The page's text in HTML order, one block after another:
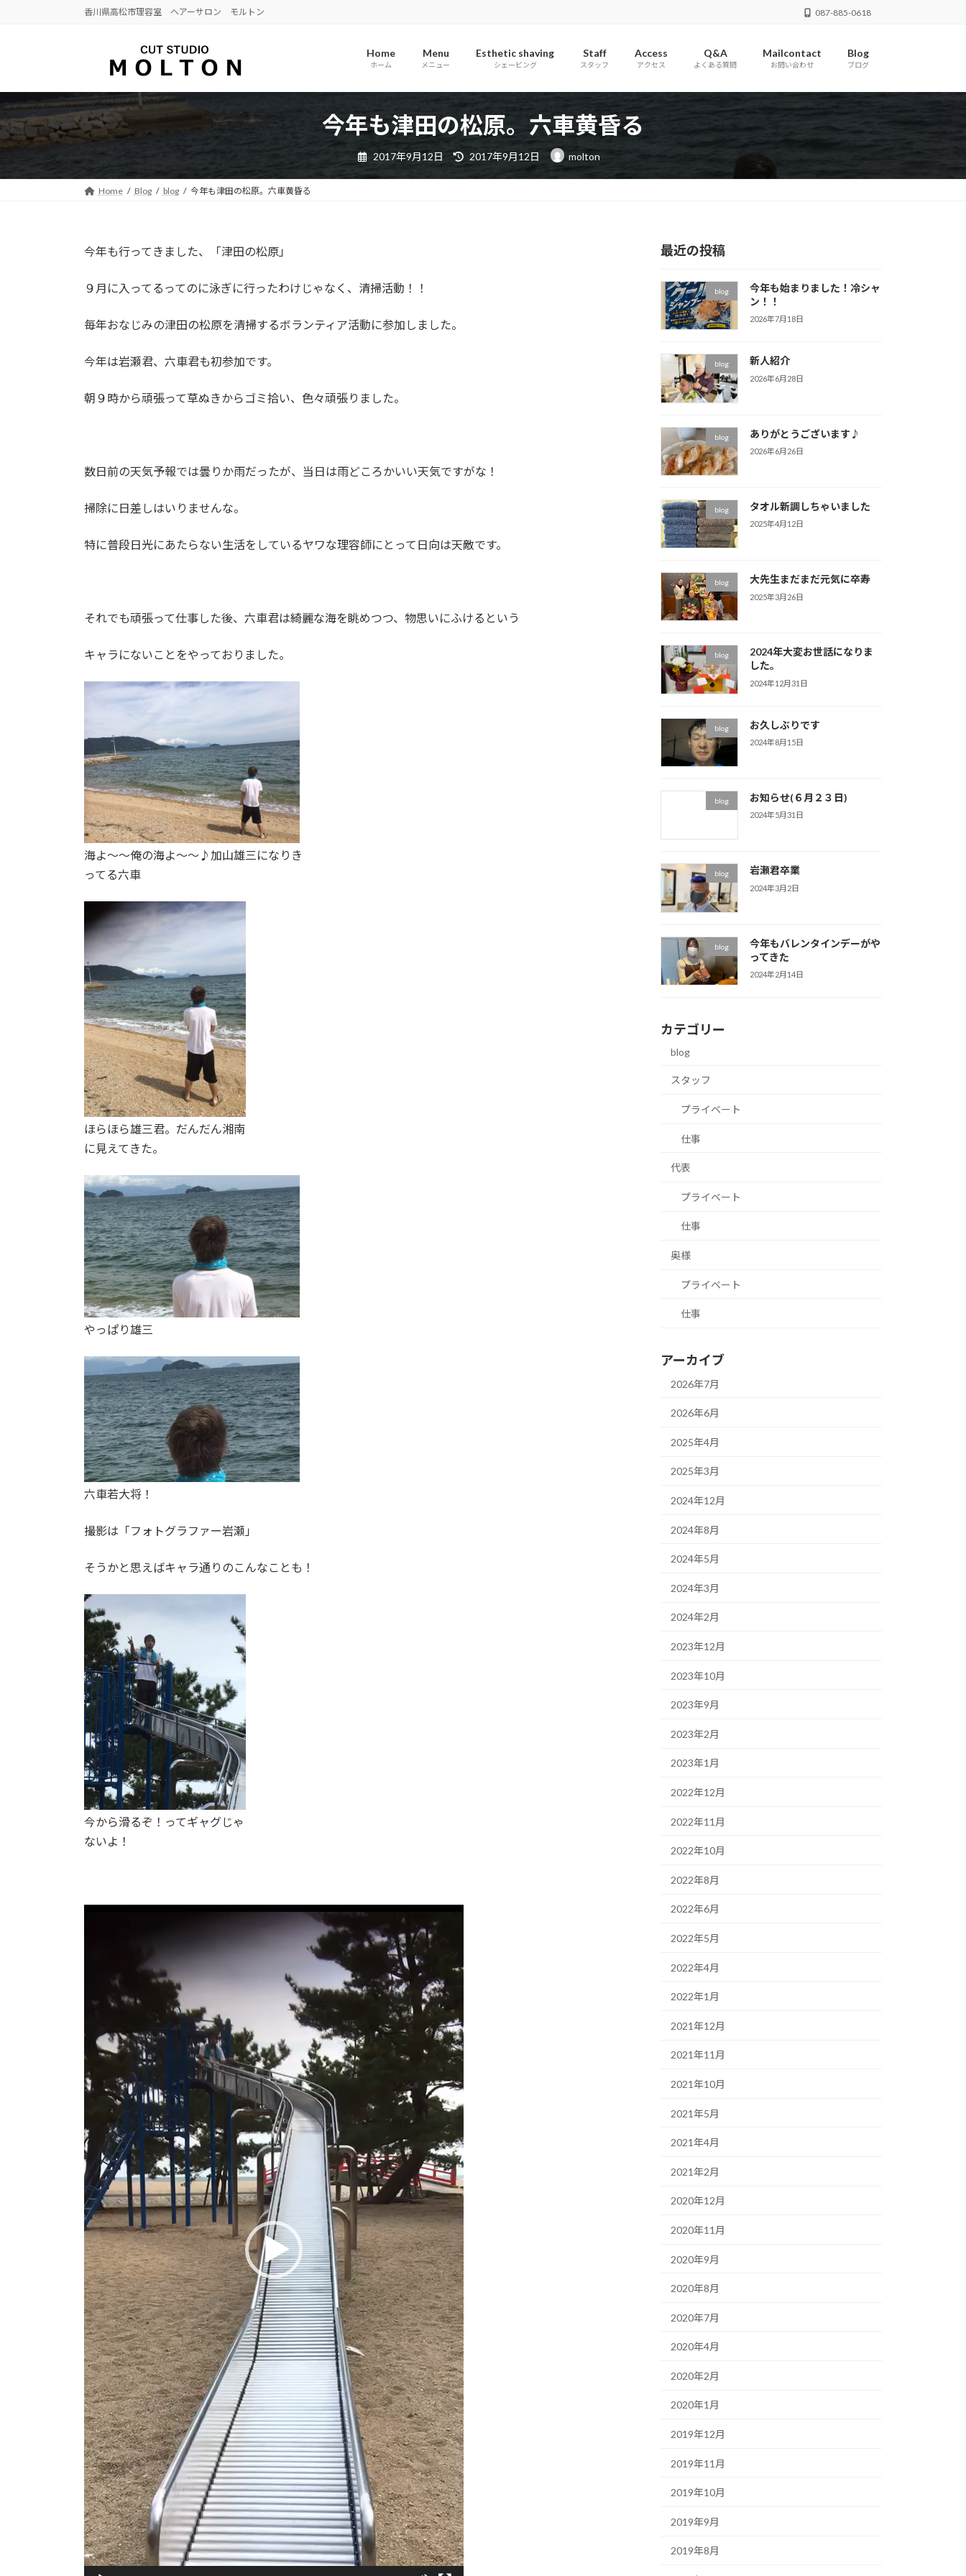
へ
ス
キ
ッ
ョ
ン
に
移
香川県高松市理容室 ヘアーサロン モルトン 087-885-0618
Home
ホーム
Menu
メニュー
Esthetic shaving
シェービング
Staff
スタッフ
Access
アクセス
Q&A
よくある質問
Mailcontact
お問い合わせ
Blog
ブログ
今年も津田の松原。六車黄昏る
2017年9月12日
最
終
新
2017年9月12日 molton
Home Blog blog 今年も津田の松原。六車黄昏る
今年も行ってきました、「津田の松原」
９月に入ってるってのに泳ぎに行ったわけじゃなく、清掃活動！！
毎年おなじみの津田の松原を清掃するボランティア活動に参加しました。
今年は岩瀬君、六車君も初参加です。
朝９時から頑張って草ぬきからゴミ拾い、色々頑張りました。
数日前の天気予報では曇りか雨だったが、当日は雨どころかいい天気ですがな！
掃除に日差しはいりませんな。
特に普段日光にあたらない生活をしているヤワな理容師にとって日向は天敵です。
それでも頑張って仕事した後、六車君は綺麗な海を眺めつつ、物思いにふけるという
キャラにないことをやっておりました。
海よ～～俺の海よ～～♪加山雄三になりき
ってる六車
ほらほら雄三君。だんだん湘南
に見えてきた。
やっぱり雄三
六車若大将！
撮影は「フォトグラファー岩瀬」
そうかと思えばキャラ通りのこんなことも！
今から滑るぞ！ってギャグじゃ
ないよ！
ヤ
最近の投稿
blog
今年も始まりました！冷シャ
ン！！
2026年7月18日
blog 新人紹介
2026年6月28日
blog ありがとうございます♪
2026年6月26日
blog タオル新調しちゃいました
2025年4月12日
blog 大先生まだまだ元気に卒寿
2025年3月26日
blog
2024年大変お世話になりま
した。
2024年12月31日
blog お久しぶりです
2024年8月15日
blog お知らせ(６月２３日)
2024年5月31日
blog 岩瀬君卒業
2024年3月2日
blog
今年もバレンタインデーがや
ってきた
2024年2月14日
カテゴリー
blog
スタッフ
プライベート
仕事
代表
プライベート
仕事
奥様
プライベート
仕事
アーカイブ
2026年7月
2026年6月
2025年4月
2025年3月
2024年12月
2024年8月
2024年5月
2024年3月
2024年2月
2023年12月
2023年10月
2023年9月
2023年2月
2023年1月
2022年12月
2022年11月
2022年10月
2022年8月
2022年6月
2022年5月
2022年4月
2022年1月
2021年12月
2021年11月
2021年10月
2021年5月
2021年4月
2021年2月
2020年12月
2020年11月
2020年9月
2020年8月
2020年7月
2020年4月
2020年2月
2020年1月
2019年12月
2019年11月
2019年10月
2019年9月
2019年8月